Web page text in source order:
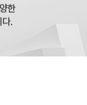
한
.